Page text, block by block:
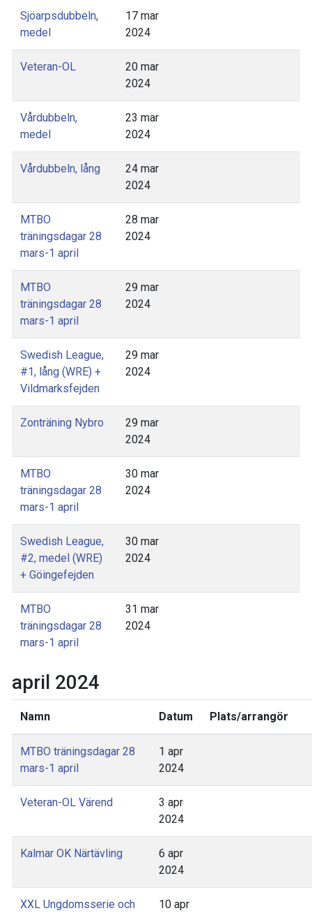
Sjöarpsdubbeln,
medel
17 mar
2024
Veteran-OL
20 mar
2024
Vårdubbeln,
medel
23 mar
2024
Vårdubbeln, lång
24 mar
2024
MTBO
träningsdagar 28
mars-1 april
28 mar
2024
MTBO
träningsdagar 28
mars-1 april
29 mar
2024
Swedish League,
#1, lång (WRE) +
Vildmarksfejden
29 mar
2024
Zonträning Nybro
29 mar
2024
MTBO
träningsdagar 28
mars-1 april
30 mar
2024
Swedish League,
#2, medel (WRE)
+ Göingefejden
30 mar
2024
MTBO
träningsdagar 28
mars-1 april
31 mar
2024
april 2024
Namn Datum Plats/arrangör
MTBO träningsdagar 28
mars-1 april
1 apr
2024
Veteran-OL Värend
3 apr
2024
Kalmar OK Närtävling
6 apr
2024
XXL Ungdomsserie och
10 apr